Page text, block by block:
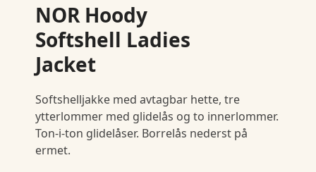
NOR Hoody
Softshell Ladies
Jacket
Softshelljakke med avtagbar hette, tre
ytterlommer med glidelås og to innerlommer.
Ton-i-ton glidelåser. Borrelås nederst på
ermet.